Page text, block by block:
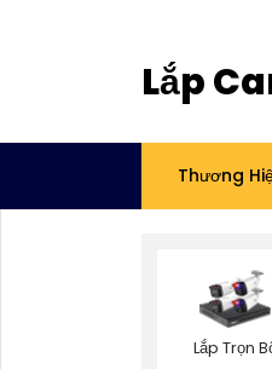
Lắp
Thương
Lắp Trọn